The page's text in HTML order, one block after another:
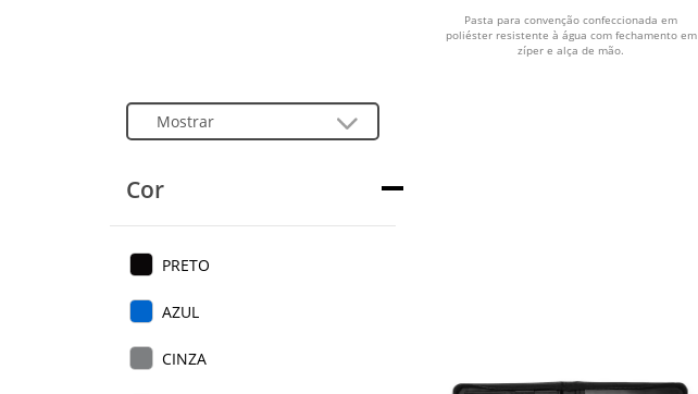
Cor
PRETO
AZUL
CINZA
Pasta para convenção confeccionada em
poliéster resistente à água com fechamento em
zíper e alça de mão.